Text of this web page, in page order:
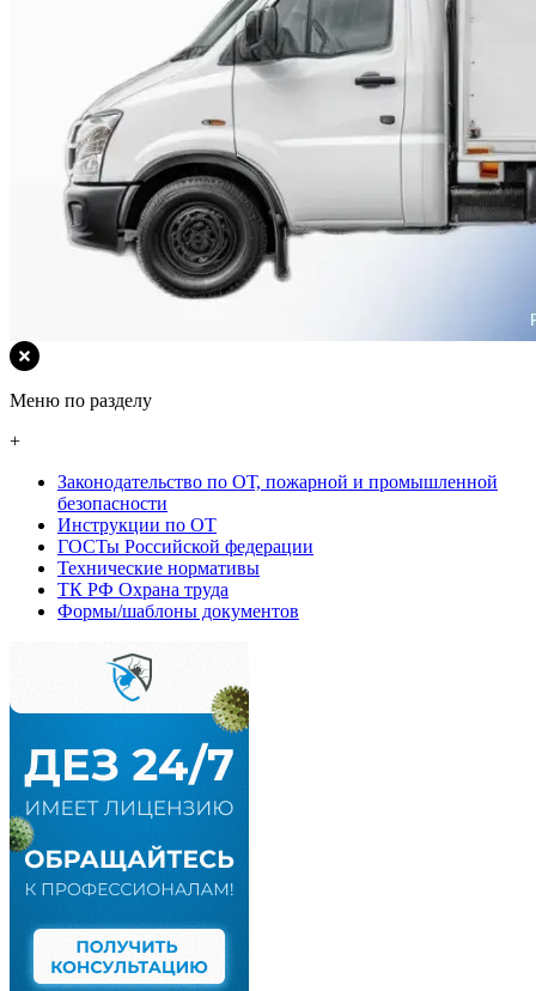
Меню по разделу
+
Законодательство по ОТ, пожарной и промышленной
безопасности
Инструкции по ОТ
ГОСТы Российской федерации
Технические нормативы
ТК РФ Охрана труда
Формы/шаблоны документов